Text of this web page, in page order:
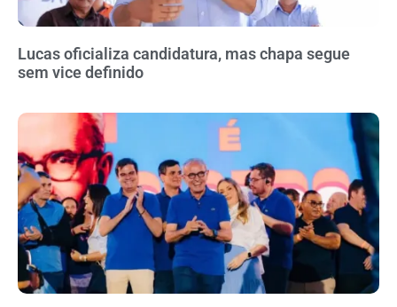
Lucas oficializa candidatura, mas chapa segue
sem vice definido